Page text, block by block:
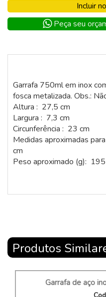
Incluir
Peça seu
Garrafa 750ml em inox
fosca metalizada. Obs.:
Altura : 27,5 cm
Largura : 7,3 cm
Circunferência : 23 cm
Medidas aproximadas
cm
Peso aproximado (g): 195
Produtos
Garrafa de aço